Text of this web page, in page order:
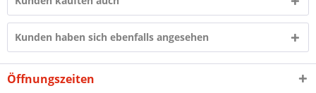
Kunden haben sich ebenfalls angesehen
Öffnungszeiten